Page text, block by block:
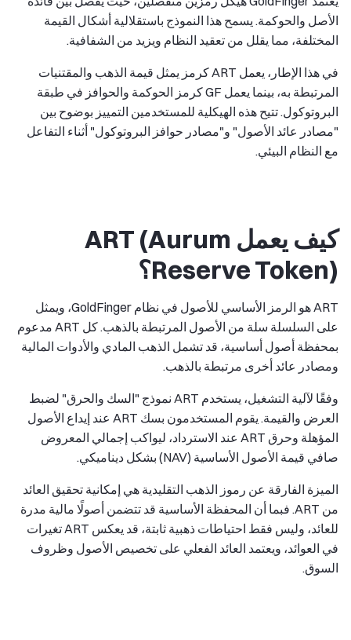
الأصل والحوكمة. يسمح هذا النموذج باستقلالية أشكال القيمة
المختلفة، مما يقلل من تعقيد النظام ويزيد من الشفافية.
في هذا الإطار، يعمل ART كرمز يمثل قيمة الذهب والمقتنيات
المرتبطة به، بينما يعمل GF كرمز الحوكمة والحوافز في طبقة
البروتوكول. تتيح هذه الهيكلية للمستخدمين التمييز بوضوح بين
"مصادر عائد الأصول" و"مصادر حوافز البروتوكول" أثناء التفاعل
مع النظام البيئي.
كيف يعمل ART (Aurum
Reserve Token)؟
ART هو الرمز الأساسي للأصول في نظام GoldFinger، ويمثل
على السلسلة سلة من الأصول المرتبطة بالذهب. كل ART مدعوم
بمحفظة أصول أساسية، قد تشمل الذهب المادي والأدوات المالية
ومصادر عائد أخرى مرتبطة بالذهب.
وفقًا لآلية التشغيل، يستخدم ART نموذج "السك والحرق" لضبط
العرض والقيمة. يقوم المستخدمون بسك ART عند إيداع الأصول
المؤهلة وحرق ART عند الاسترداد، ليواكب إجمالي المعروض
صافي قيمة الأصول الأساسية (NAV) بشكل ديناميكي.
الميزة الفارقة عن رموز الذهب التقليدية هي إمكانية تحقيق العائد
من ART. فبما أن المحفظة الأساسية قد تتضمن أصولًا مالية مدرة
للعائد، وليس فقط احتياطات ذهبية ثابتة، قد يعكس ART تغيرات
في العوائد، ويعتمد العائد الفعلي على تخصيص الأصول وظروف
السوق.